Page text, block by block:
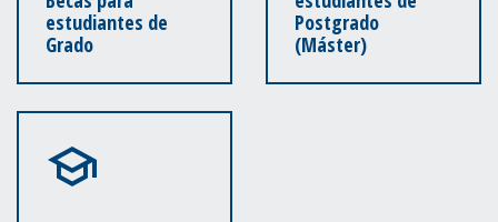
estudiantes de
Grado
Postgrado
(Máster)